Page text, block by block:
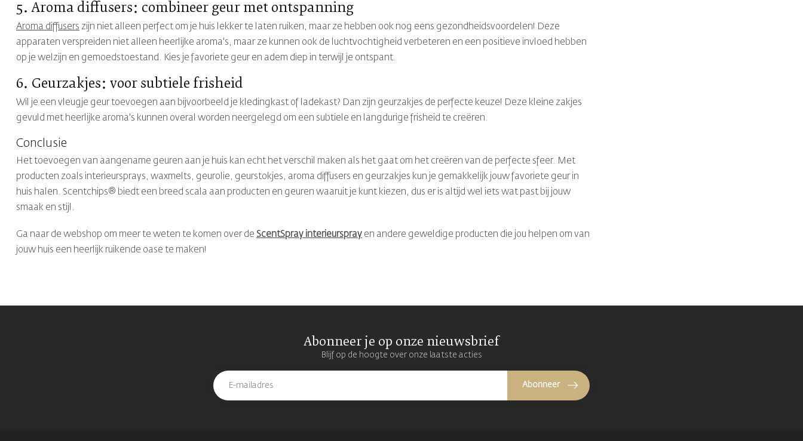
5. Aroma diffusers: combineer geur met ontspanning
Aroma diffusers zijn niet alleen perfect om je huis lekker te laten ruiken, maar ze hebben ook nog eens gezondheidsvoordelen! Deze
apparaten verspreiden niet alleen heerlijke aroma's, maar ze kunnen ook de luchtvochtigheid verbeteren en een positieve invloed hebben
op je welzijn en gemoedstoestand. Kies je favoriete geur en adem diep in terwijl je ontspant.
6. Geurzakjes: voor subtiele frisheid
Wil je een vleugje geur toevoegen aan bijvoorbeeld je kledingkast of ladekast? Dan zijn geurzakjes de perfecte keuze! Deze kleine zakjes
gevuld met heerlijke aroma's kunnen overal worden neergelegd om een subtiele en langdurige frisheid te creëren.
Conclusie
Het toevoegen van aangename geuren aan je huis kan echt het verschil maken als het gaat om het creëren van de perfecte sfeer. Met
producten zoals interieursprays, waxmelts, geurolie, geurstokjes, aroma diffusers en geurzakjes kun je gemakkelijk jouw favoriete geur in
huis halen. Scentchips® biedt een breed scala aan producten en geuren waaruit je kunt kiezen, dus er is altijd wel iets wat past bij jouw
smaak en stijl.
Ga naar de webshop om meer te weten te komen over de ScentSpray interieurspray en andere geweldige producten die jou helpen om van
jouw huis een heerlijk ruikende oase te maken!
Abonneer je op onze nieuwsbrief
Blijf op de hoogte over onze laatste acties
Abonneer